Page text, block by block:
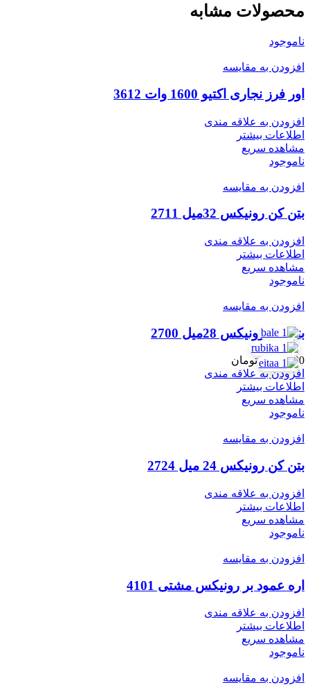
محصولات مشابه
ناموجود
افزودن به مقایسه
اور فرز نجاری اکتیو 1600 وات 3612
افزودن به علاقه مندی
اطلاعات بیشتر
مشاهده سریع
ناموجود
افزودن به مقایسه
بتن کن رونیکس 32میل 2711
افزودن به علاقه مندی
اطلاعات بیشتر
مشاهده سریع
ناموجود
افزودن به مقایسه
بتن کن رونیکس 28میل 2700
8,988,000 تومان
افزودن به علاقه مندی
اطلاعات بیشتر
مشاهده سریع
ناموجود
افزودن به مقایسه
بتن کن رونیکس 24 میل 2724
افزودن به علاقه مندی
اطلاعات بیشتر
مشاهده سریع
ناموجود
افزودن به مقایسه
اره عمود بر رونیکس مشتی 4101
افزودن به علاقه مندی
اطلاعات بیشتر
مشاهده سریع
ناموجود
افزودن به مقایسه